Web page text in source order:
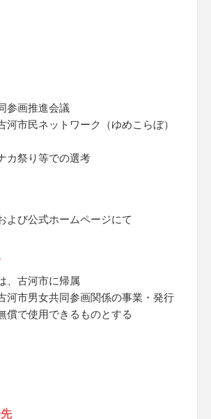
参画推進会議
河市民ネットワーク（ゆめこらぼ）
カ祭り等での選考
よび公式ホームページにて
、古河市に帰属
河市男女共同参画関係の事業・発行
償で使用できるものとする